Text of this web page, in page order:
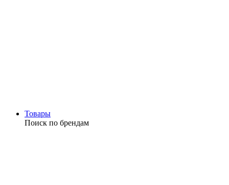
Товары
Поиск по брендам